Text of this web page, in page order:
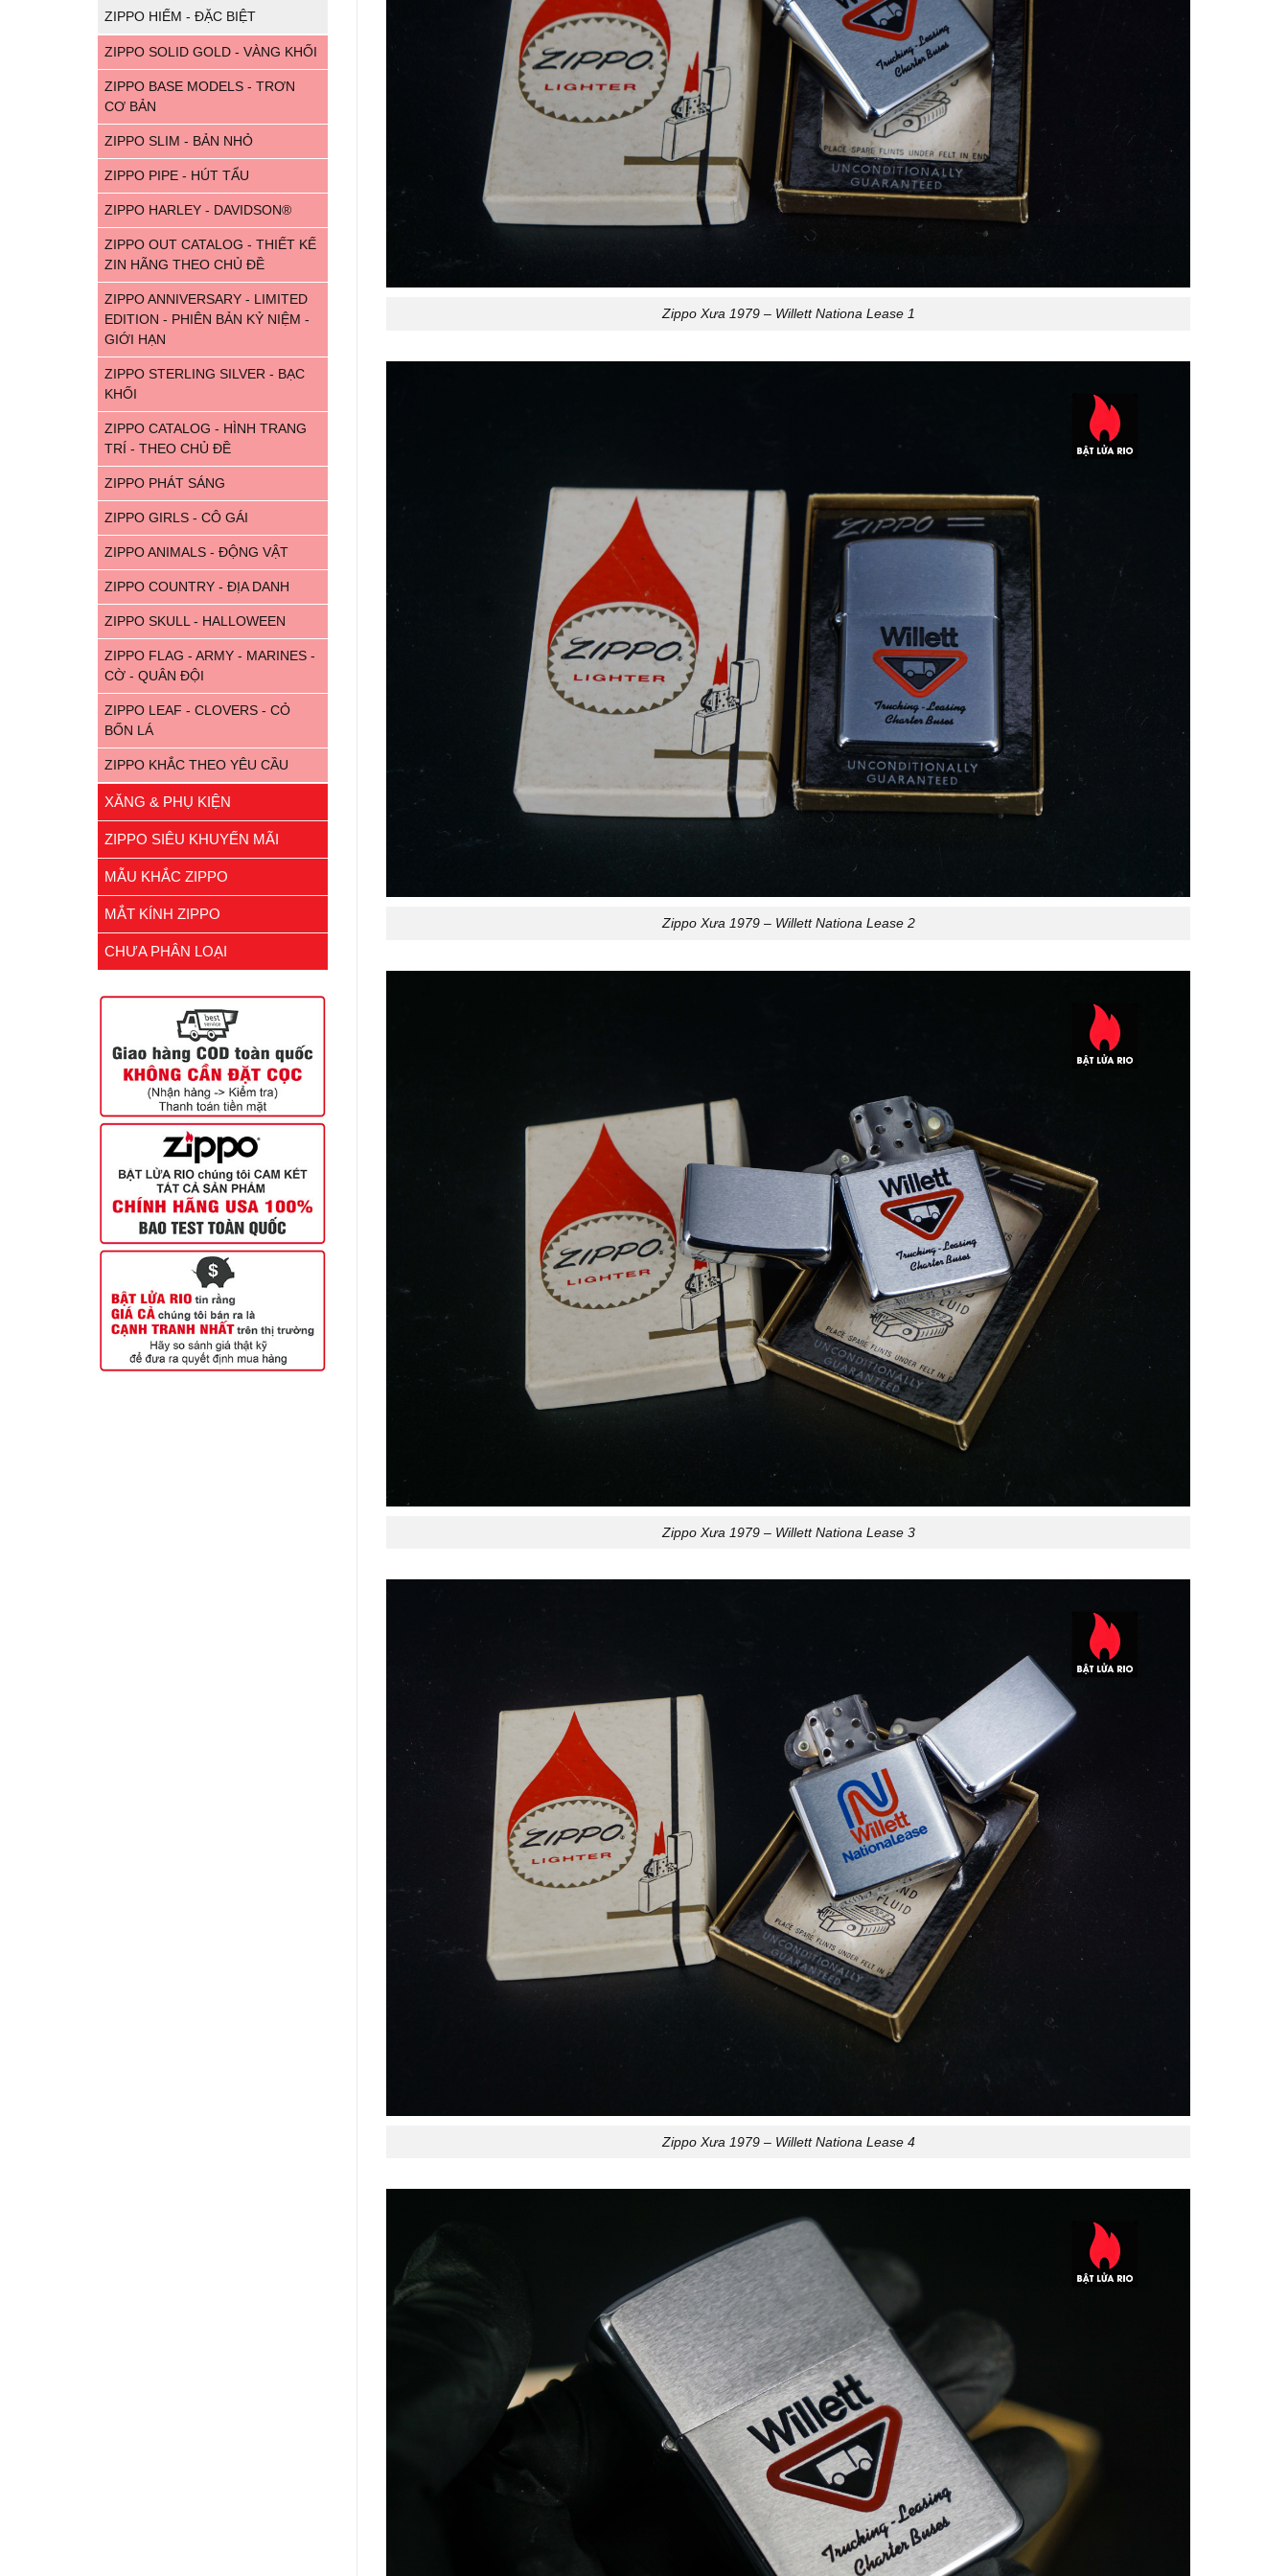
ZIPPO HIẾM - ĐẶC BIỆT
ZIPPO SOLID GOLD - VÀNG KHỐI
ZIPPO BASE MODELS - TRƠN
CƠ BẢN
ZIPPO SLIM - BẢN NHỎ
ZIPPO PIPE - HÚT TẨU
ZIPPO HARLEY - DAVIDSON®
ZIPPO OUT CATALOG - THIẾT KẾ
ZIN HÃNG THEO CHỦ ĐỀ
ZIPPO ANNIVERSARY - LIMITED
EDITION - PHIÊN BẢN KỶ NIỆM -
GIỚI HẠN
ZIPPO STERLING SILVER - BẠC
KHỐI
ZIPPO CATALOG - HÌNH TRANG
TRÍ - THEO CHỦ ĐỀ
ZIPPO PHÁT SÁNG
ZIPPO GIRLS - CÔ GÁI
ZIPPO ANIMALS - ĐỘNG VẬT
ZIPPO COUNTRY - ĐỊA DANH
ZIPPO SKULL - HALLOWEEN
ZIPPO FLAG - ARMY - MARINES -
CỜ - QUÂN ĐỘI
ZIPPO LEAF - CLOVERS - CỎ
BỐN LÁ
ZIPPO KHẮC THEO YÊU CẦU
XĂNG & PHỤ KIỆN
ZIPPO SIÊU KHUYẾN MÃI
MẪU KHẮC ZIPPO
MẮT KÍNH ZIPPO
CHƯA PHÂN LOẠI
Zippo Xưa 1979 – Willett Nationa Lease 1
Zippo Xưa 1979 – Willett Nationa Lease 2
Zippo Xưa 1979 – Willett Nationa Lease 3
Zippo Xưa 1979 – Willett Nationa Lease 4